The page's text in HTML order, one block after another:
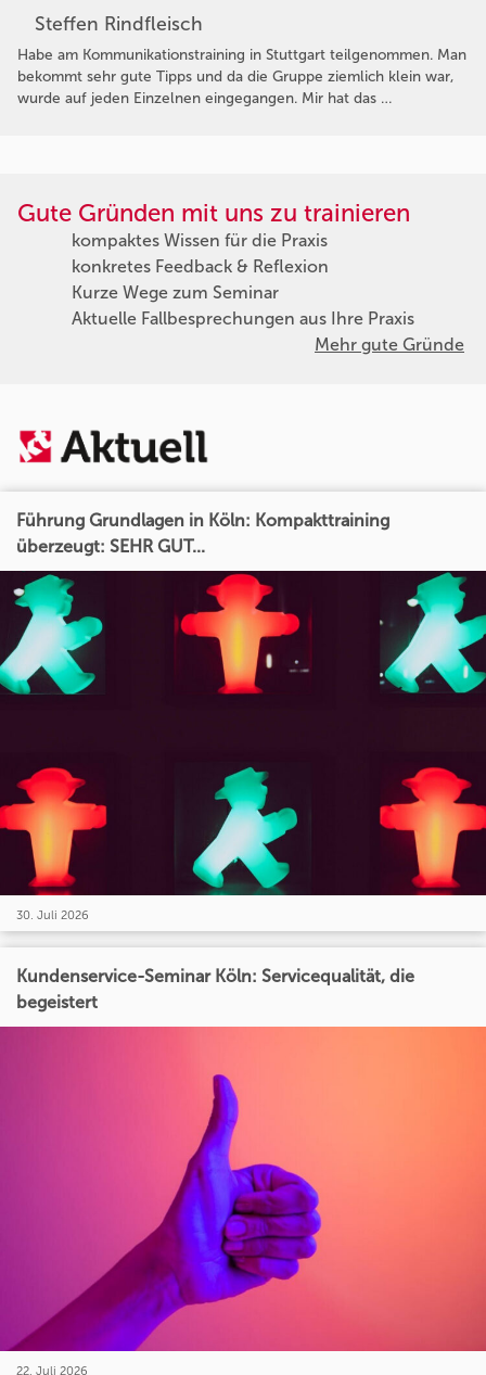
Steffen Rindfleisch
Habe am Kommunikationstraining in Stuttgart teilgenommen. Man
bekommt sehr gute Tipps und da die Gruppe ziemlich klein war,
wurde auf jeden Einzelnen eingegangen. Mir hat das …
Gute Gründen mit uns zu trainieren
kompaktes Wissen für die Praxis
konkretes Feedback & Reflexion
Kurze Wege zum Seminar
Aktuelle Fallbesprechungen aus Ihre Praxis
Mehr gute Gründe
Führung Grundlagen in Köln: Kompakttraining
überzeugt: SEHR GUT...
30. Juli 2026
Kundenservice-Seminar Köln: Servicequalität, die
begeistert
22. Juli 2026